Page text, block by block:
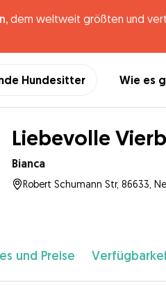
dem weltweit größten und
Hundesitter Wie es
Liebevolle
Bianca
Robert Schumann Str, 86633,
und Preise